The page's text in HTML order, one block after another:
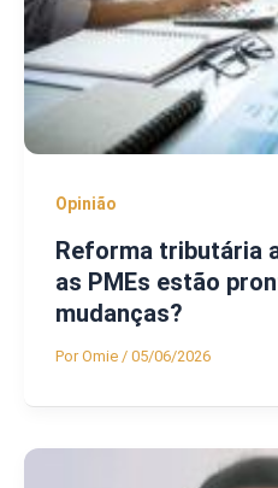
Opinião
Reforma tributária
as PMEs estão
mudanças?
PorOmie / 05/06/2026